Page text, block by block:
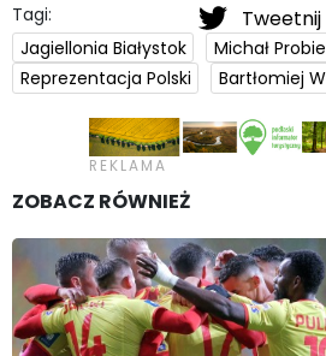
Tweetnij
Tagi:
Jagiellonia Białystok
Michał
Reprezentacja Polski
Bartłomiej
ZOBACZ RÓWNIEŻ